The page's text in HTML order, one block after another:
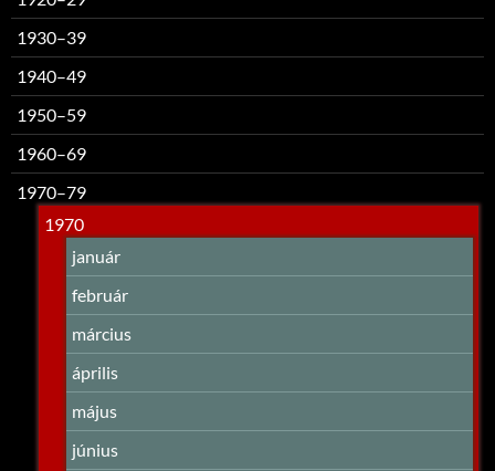
1930–39
1940–49
1950–59
1960–69
1970–79
1970
január
február
március
április
május
június